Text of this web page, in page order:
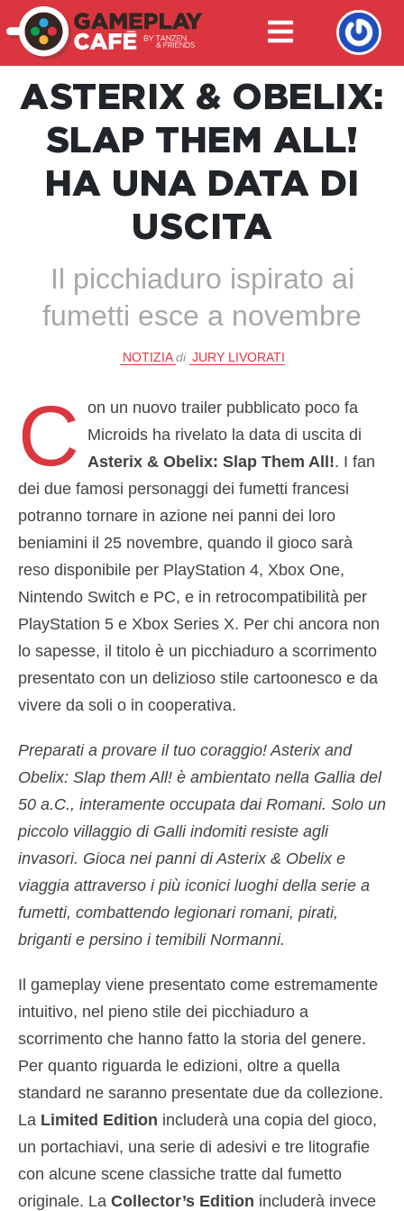
ASTERIX & OBELIX:
SLAP THEM ALL!
HA UNA DATA DI
USCITA
Il picchiaduro ispirato ai
fumetti esce a novembre
NOTIZIA di JURY LIVORATI
C
on un nuovo trailer pubblicato poco fa
Microids ha rivelato la data di uscita di
Asterix & Obelix: Slap Them All!. I fan
dei due famosi personaggi dei fumetti francesi
potranno tornare in azione nei panni dei loro
beniamini il 25 novembre, quando il gioco sarà
reso disponibile per PlayStation 4, Xbox One,
Nintendo Switch e PC, e in retrocompatibilità per
PlayStation 5 e Xbox Series X. Per chi ancora non
lo sapesse, il titolo è un picchiaduro a scorrimento
presentato con un delizioso stile cartoonesco e da
vivere da soli o in cooperativa.
Preparati a provare il tuo coraggio! Asterix and
Obelix: Slap them All! è ambientato nella Gallia del
50 a.C., interamente occupata dai Romani. Solo un
piccolo villaggio di Galli indomiti resiste agli
invasori. Gioca nei panni di Asterix & Obelix e
viaggia attraverso i più iconici luoghi della serie a
fumetti, combattendo legionari romani, pirati,
briganti e persino i temibili Normanni.
Il gameplay viene presentato come estremamente
intuitivo, nel pieno stile dei picchiaduro a
scorrimento che hanno fatto la storia del genere.
Per quanto riguarda le edizioni, oltre a quella
standard ne saranno presentate due da collezione.
La Limited Edition includerà una copia del gioco,
un portachiavi, una serie di adesivi e tre litografie
con alcune scene classiche tratte dal fumetto
originale. La Collector’s Edition includerà invece